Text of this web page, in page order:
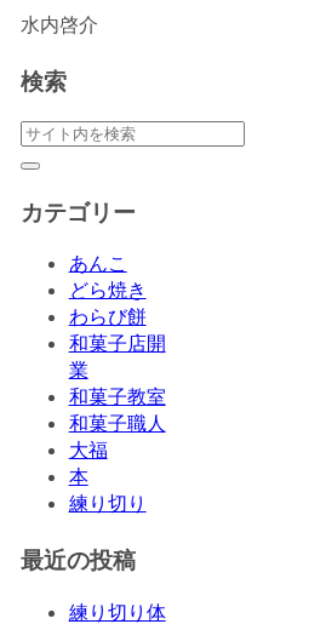
水内啓介
検索
カテゴリー
あんこ
どら焼き
わらび餅
和菓子店開
業
和菓子教室
和菓子職人
大福
本
練り切り
最近の投稿
練り切り体